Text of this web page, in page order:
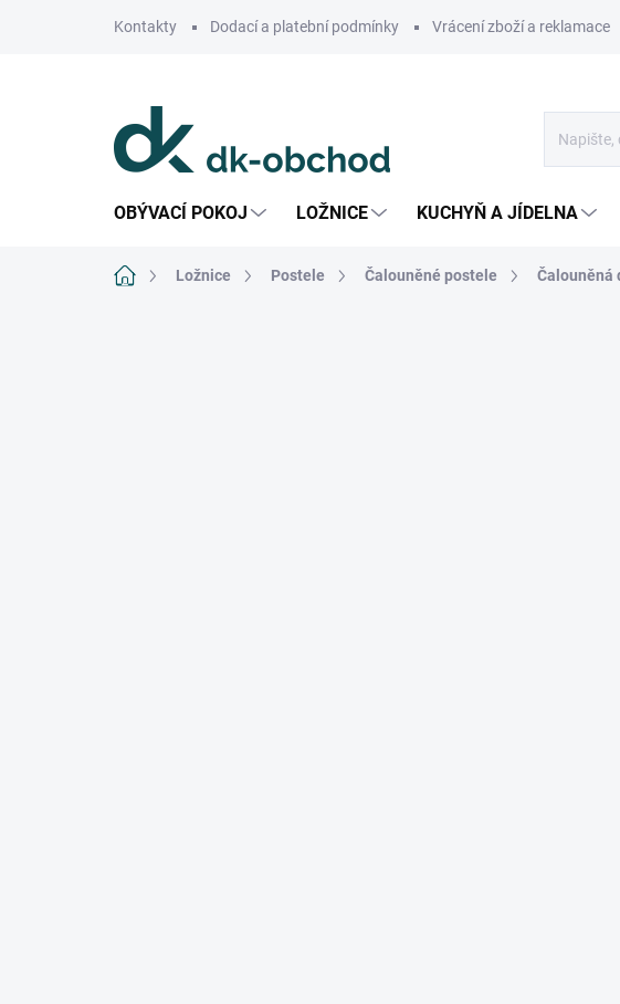
Kontakty Dodací a platební podmínky Vrácení zboží a reklamace
OBÝVACÍ POKOJ LOŽNICE KUCHYŇ A JÍDELNA
Domů Ložnice Postele Čalouněné postele Čalouněná